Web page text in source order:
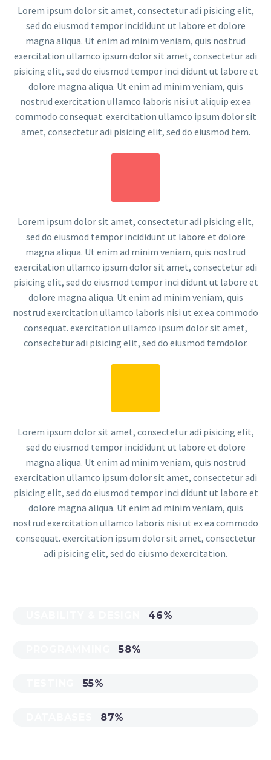
Lorem ipsum dolor sit amet, consectetur adi pisicing elit,
sed do eiusmod tempor incididunt ut labore et dolore
magna aliqua. Ut enim ad minim veniam, quis nostrud
exercitation ullamco ipsum dolor sit amet, consectetur adi
pisicing elit, sed do eiusmod tempor inci didunt ut labore et
dolore magna aliqua. Ut enim ad minim veniam, quis
nostrud exercitation ullamco laboris nisi ut aliquip ex ea
commodo consequat. exercitation ullamco ipsum dolor sit
amet, consectetur adi pisicing elit, sed do eiusmod tem.
Lorem ipsum dolor sit amet, consectetur adi pisicing elit,
sed do eiusmod tempor incididunt ut labore et dolore
magna aliqua. Ut enim ad minim veniam, quis nostrud
exercitation ullamco ipsum dolor sit amet, consectetur adi
pisicing elit, sed do eiusmod tempor inci didunt ut labore et
dolore magna aliqua. Ut enim ad minim veniam, quis
nostrud exercitation ullamco laboris nisi ut ex ea commodo
consequat. exercitation ullamco ipsum dolor sit amet,
consectetur adi pisicing elit, sed do eiusmod temdolor.
Lorem ipsum dolor sit amet, consectetur adi pisicing elit,
sed do eiusmod tempor incididunt ut labore et dolore
magna aliqua. Ut enim ad minim veniam, quis nostrud
exercitation ullamco ipsum dolor sit amet, consectetur adi
pisicing elit, sed do eiusmod tempor inci didunt ut labore et
dolore magna aliqua. Ut enim ad minim veniam, quis
nostrud exercitation ullamco laboris nisi ut ex ea commodo
consequat. exercitation ipsum dolor sit amet, consectetur
adi pisicing elit, sed do eiusmo dexercitation.
46%
58%
55%
87%